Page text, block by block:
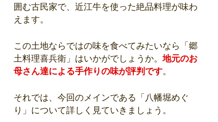
囲む古民家で、近江牛を使った絶品料理が味わ
えます。
この土地ならではの味を食べてみたいなら「郷
土料理喜兵衛」はいかがでしょうか。地元のお
母さん達による手作りの味が評判です。
それでは、今回のメインである「八幡堀めぐ
り」について詳しく見ていきましょう。